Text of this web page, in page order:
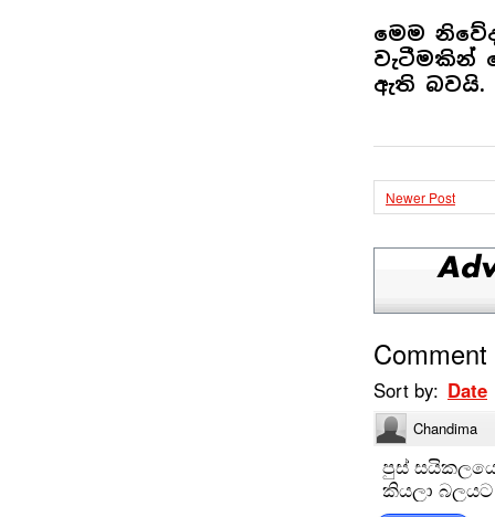
මෙම
වැටීමකින්
ඇති බවයි.
Newer Post
Comment
Sort by: Date
Chandima
පුස්
කියලා